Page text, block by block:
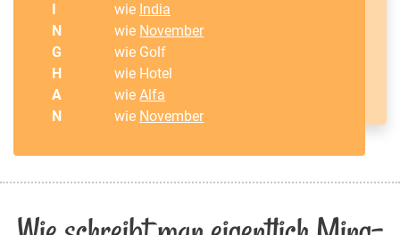
wie India
N
wie November
G
wie Golf
H
wie Hotel
A
wieAlfa
N
wie November